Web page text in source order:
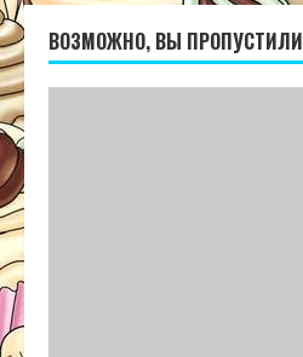
ВОЗМОЖНО, ВЫ ПРОПУСТИЛИ